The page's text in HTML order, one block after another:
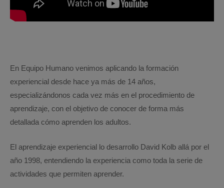
En Equipo Humano venimos aplicando la formación
experiencial desde hace ya más de 14 años,
especializándonos cada vez más en el procedimiento de
aprendizaje, con el objetivo de conocer de forma más
detallada cómo aprenden los adultos.
El aprendizaje experiencial lo desarrollo David Kolb allá por el
año 1998, entendiendo la experiencia como toda la serie de
actividades que permiten aprender.